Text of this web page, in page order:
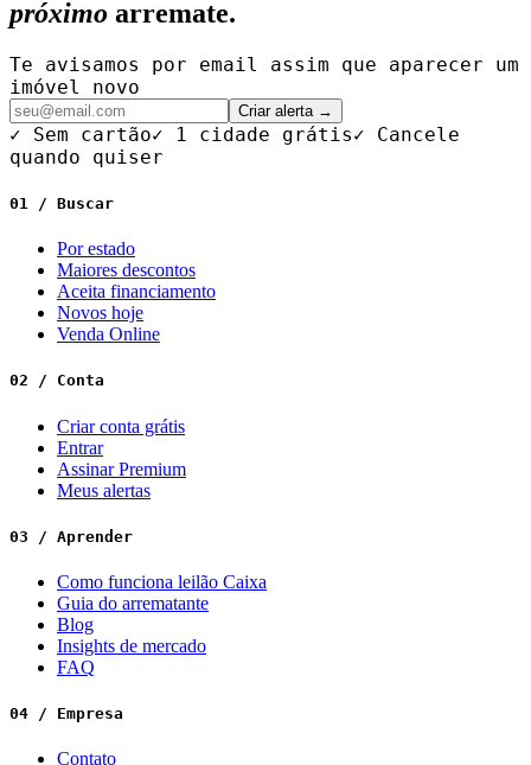
próximo arremate.
Te avisamos por email assim que aparecer um
imóvel novo
Criar alerta →
✓ Sem cartão✓ 1 cidade grátis✓ Cancele
quando quiser
01 / Buscar
Por estado
Maiores descontos
Aceita financiamento
Novos hoje
Venda Online
02 / Conta
Criar conta grátis
Entrar
Assinar Premium
Meus alertas
03 / Aprender
Como funciona leilão Caixa
Guia do arrematante
Blog
Insights de mercado
FAQ
04 / Empresa
Contato